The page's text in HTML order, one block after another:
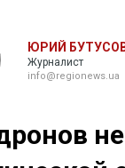
ЮРИЙ
Журналист
info@regionews.ua